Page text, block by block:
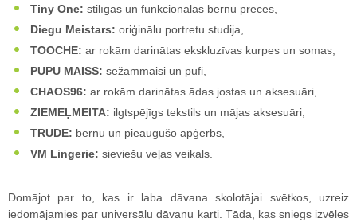
Tiny One: stilīgas un funkcionālas bērnu preces,
Diegu Meistars: oriģinālu portretu studija,
TOOCHE: ar rokām darinātas ekskluzīvas kurpes un somas,
PUPU MAISS: sēžammaisi un pufi,
CHAOS96: ar rokām darinātas ādas jostas un aksesuāri,
ZIEMEĻMEITA: ilgtspējīgs tekstils un mājas aksesuāri,
TRUDE: bērnu un pieaugušo apģērbs,
VM Lingerie: sieviešu veļas veikals.
Domājot par to, kas ir laba dāvana skolotājai svētkos, uzreiz
iedomājamies par universālu dāvanu karti. Tāda, kas sniegs izvēles